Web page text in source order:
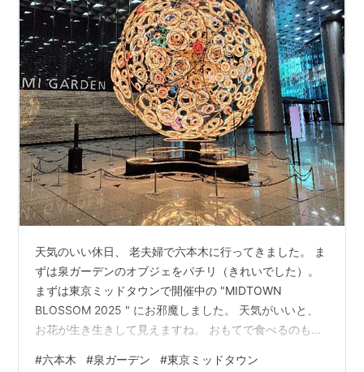
天気のいい休日、 老夫婦で六本木に行ってきました。 ま
ずは泉ガーデンのオブジェをパチリ（きれいでした）。
まずは東京ミッドタウンで開催中の "MIDTOWN
BLOSSOM 2025 " にお邪魔しました。 天気がいいと、
お花が生き生きして見えますね。 おもてで食べるのも気
（笑）。 中では"Flower Art Award 2025 " というのをや
#六本木 #泉ガーデン #東京ミッドタウン